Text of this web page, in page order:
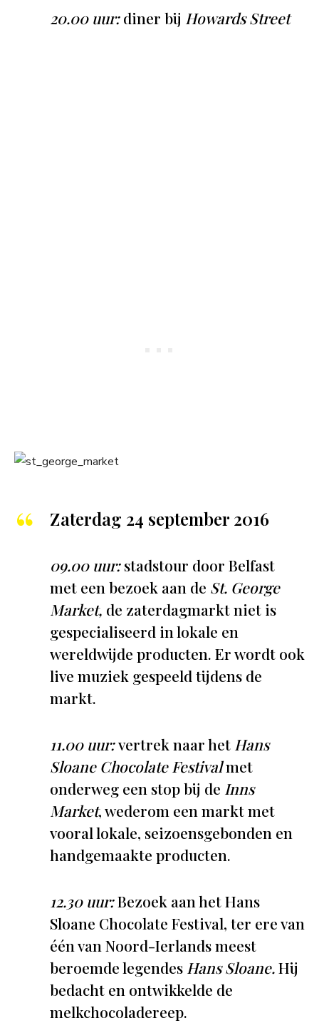
20.00 uur:diner bij Howards Street
Zaterdag 24 september 2016
09.00 uur:stadstour door Belfast
met een bezoek aan de St. George
Market, de zaterdagmarkt niet is
gespecialiseerd in lokale en
wereldwijde producten. Er wordt ook
live muziek gespeeld tijdens de
markt.
11.00 uur:vertrek naar het Hans
Sloane Chocolate Festivalmet
onderweg een stop bij de Inns
Market, wederom een markt met
vooral lokale, seizoensgebonden en
handgemaakte producten.
12.30 uur:Bezoek aan het Hans
Sloane Chocolate Festival, ter ere van
één van Noord-Ierlands meest
beroemde legendes Hans Sloane.Hij
bedacht en ontwikkelde de
melkchocoladereep.